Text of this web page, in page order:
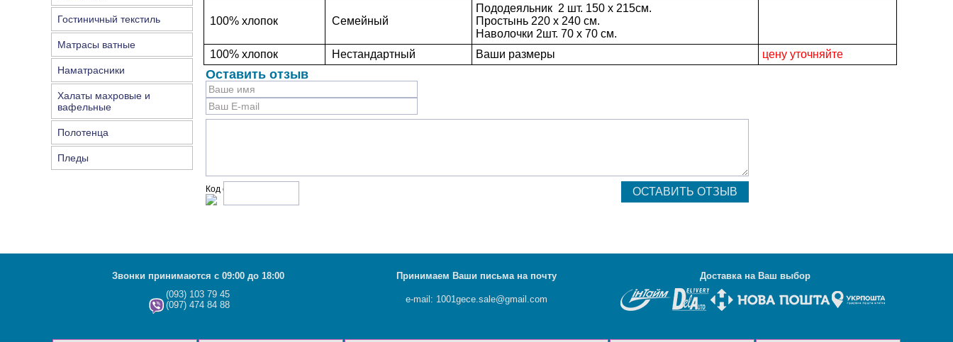
Гостиничный текстиль
Матрасы ватные
Наматрасники
Халаты махровые и
вафельные
Полотенца
Пледы
100% хлопок Семейный
Пододеяльник 2 шт. 150 х 215см.
Простынь 220 х 240 см.
Наволочки 2шт. 70 х 70 см.
100% хлопок
Нестандартный Ваши размеры цену уточняйте
Оставить отзыв
Код с рисунка:
Звонки принимаются с 09:00 до 18:00 Принимаем Ваши письма на почту Доставка на Ваш выбор
(093) 103 79 45
(097) 474 84 88
e-mail: 1001gece.sale@gmail.com